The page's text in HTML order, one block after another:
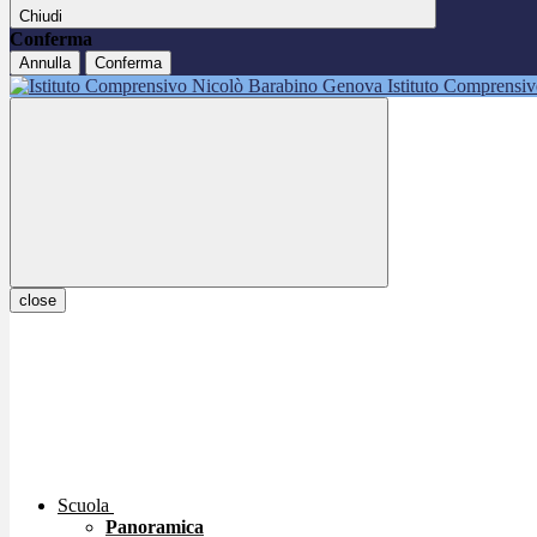
Chiudi
Conferma
Annulla Conferma
Istituto
close
Scuola
Panoramica